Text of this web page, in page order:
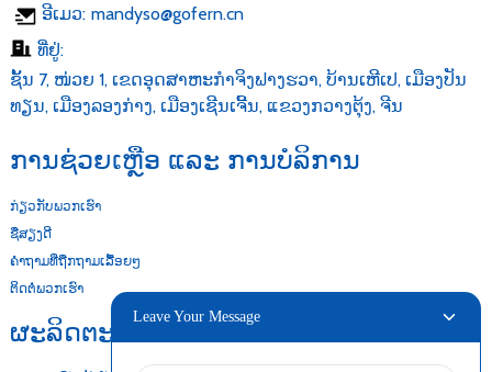
ອີເມວ: mandyso@gofern.cn
ທີ່ຢູ່:
ຊັ້ນ 7, ໜ່ວຍ 1, ເຂດອຸດສາຫະກຳຈິງຟາງຮວາ, ບ້ານເຫີເປ, ເມືອງປັນ
ທຽນ, ເມືອງລອງກ່າງ, ເມືອງເຊີນເຈີ້ນ, ແຂວງກວາງຕຸ້ງ, ຈີນ
ການຊ່ວຍເຫຼືອ ແລະ ການບໍລິການ
ກ່ຽວກັບພວກເຮົາ
ຊື່ສຽງດີ
ຄຳຖາມທີ່ຖືກຖາມເລື້ອຍໆ
ຕິດຕໍ່ພວກເຮົາ
ຜະລິດຕະພັນຂອງພວກເຮົາ
Leave Your Message